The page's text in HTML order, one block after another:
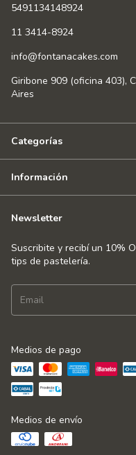
5491134148924
11 3414-8924
info@fontanacakes.com
Giribone 909 (oficina 403),
Aires
Categorías
Información
Newsletter
Suscribite y recibí un 10%
tips de pastelería.
Medios de pago
Medios de envío